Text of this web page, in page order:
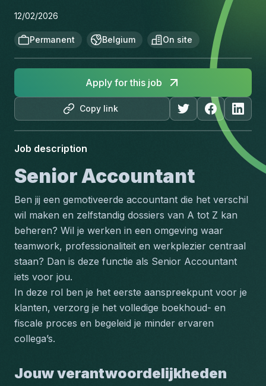
12/02/2026
Permanent Belgium On site
Copy link
Apply for this job
Job description
Senior Accountant
Ben jij een gemotiveerde accountant die het verschil
wil maken en zelfstandig dossiers van A tot Z kan
beheren? Wil je werken in een omgeving waar
teamwork, professionaliteit en werkplezier centraal
staan? Dan is deze functie als Senior Accountant
iets voor jou.
In deze rol ben je het eerste aanspreekpunt voor je
klanten, verzorg je het volledige boekhoud- en
fiscale proces en begeleid je minder ervaren
collega’s.
Jouw verantwoordelijkheden